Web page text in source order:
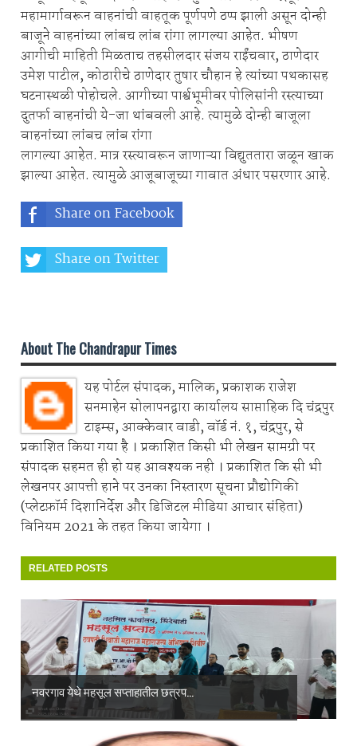
महामार्गावरून वाहनांची वाहतूक पूर्णपणे ठप्प झाली असून दोन्ही
बाजूने वाहनांच्या लांबच लांब रांगा लागल्या आहेत. भीषण
आगीची माहिती मिळताच तहसीलदार संजय राईंचवार, ठाणेदार
उमेश पाटील, कोठारीचे ठाणेदार तुषार चौहान हे त्यांच्या पथकासह
घटनास्थळी पोहोचले. आगीच्या पार्श्वभूमीवर पोलिसांनी रस्त्याच्या
दुतर्फा वाहनांची ये-जा थांबवली आहे. त्यामुळे दोन्ही बाजूला
वाहनांच्या लांबच लांब रांगा
लागल्या आहेत. मात्र रस्त्यावरून जाणाऱ्या विद्युततारा जळून खाक
झाल्या आहेत. त्यामुळे आजूबाजूच्या गावात अंधार पसरणार आहे.
Share on Facebook
Share on Twitter
About The Chandrapur Times
यह पोर्टल संपादक, मालिक, प्रकाशक राजेश
सनमाहेन सोलापनद्वारा कार्यालय साप्ताहिक दि चंद्रपुर
टाइम्स, आक्केवार वाडी, वॉर्ड नं. १, चंद्रपुर, से
प्रकाशित किया गया है । प्रकाशित किसी भी लेखन सामग्री पर
संपादक सहमत ही हो यह आवश्यक नही । प्रकाशित कि सी भी
लेखनपर आपत्ती हाने पर उनका निस्तारण सूचना प्रौद्योगिकी
(प्लेटफ़ॉर्म दिशानिर्देश और डिजिटल मीडिया आचार संहिता)
विनियम 2021 के तहत किया जायेगा ।
RELATED POSTS
नवरगाव येथे महसूल सप्ताहातील छत्रप...